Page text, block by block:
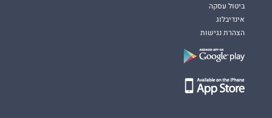
ביטול עסקה
אינדיבלוג
הצהרת נגישות